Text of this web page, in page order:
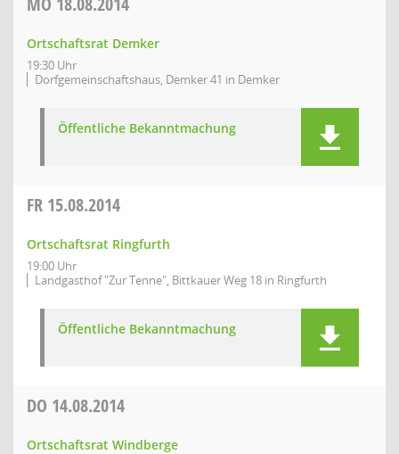
Ortschaftsrat Demker
19:30 Uhr
Dorfgemeinschaftshaus, Demker 41 in Demker
Öffentliche Bekanntmachung
FR 15.08.2014
Ortschaftsrat Ringfurth
19:00 Uhr
Landgasthof "Zur Tenne", Bittkauer Weg 18 in Ringfurth
Öffentliche Bekanntmachung
DO 14.08.2014
Ortschaftsrat Windberge